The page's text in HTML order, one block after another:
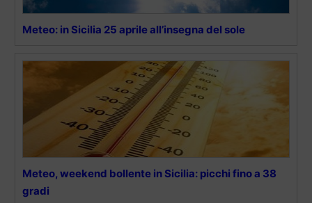
Meteo: in Sicilia 25 aprile all’insegna del sole
Meteo, weekend bollente in Sicilia: picchi fino a 38
gradi